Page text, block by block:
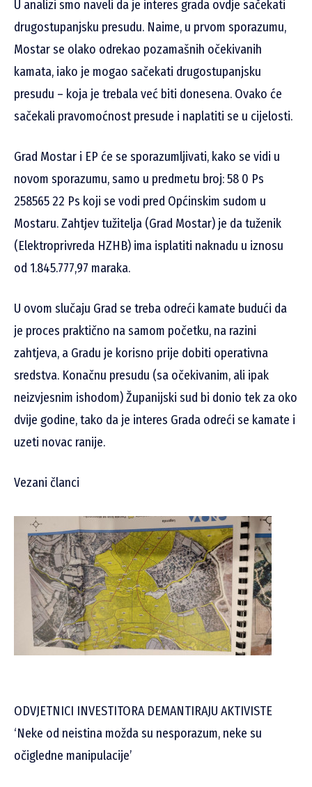
U analizi smo naveli da je interes grada ovdje sačekati
drugostupanjsku presudu. Naime, u prvom sporazumu,
Mostar se olako odrekao pozamašnih očekivanih
kamata, iako je mogao sačekati drugostupanjsku
presudu – koja je trebala već biti donesena. Ovako će
sačekali pravomoćnost presude i naplatiti se u cijelosti.
Grad Mostar i EP će se sporazumljivati, kako se vidi u
novom sporazumu, samo u predmetu broj: 58 0 Ps
258565 22 Ps koji se vodi pred Općinskim sudom u
Mostaru. Zahtjev tužitelja (Grad Mostar) je da tuženik
(Elektroprivreda HZHB) ima isplatiti naknadu u iznosu
od 1.845.777,97 maraka.
U ovom slučaju Grad se treba odreći kamate budući da
je proces praktično na samom početku, na razini
zahtjeva, a Gradu je korisno prije dobiti operativna
sredstva. Konačnu presudu (sa očekivanim, ali ipak
neizvjesnim ishodom) Županijski sud bi donio tek za oko
dvije godine, tako da je interes Grada odreći se kamate i
uzeti novac ranije.
Vezani članci
ODVJETNICI INVESTITORA DEMANTIRAJU AKTIVISTE
‘Neke od neistina možda su nesporazum, neke su
očigledne manipulacije’